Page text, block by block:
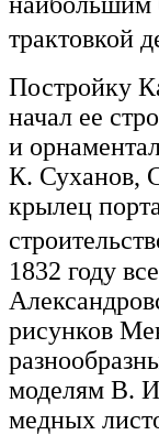
трактовкой
Постройку
начал ее
и
К. Суханов,
крылец
1832 году
рисунков
моделям В.
медных